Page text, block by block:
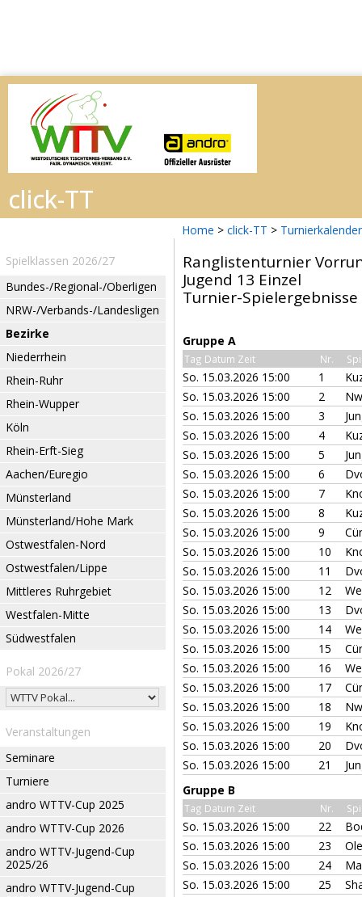
Home > click-TT > Turnierkalender
Spielklassen 2026/27
Bundes-/Regional-/Oberligen
NRW-/Verbands-/Landesligen
Bezirke
Niederrhein
Rhein-Ruhr
Rhein-Wupper
Köln
Rhein-Erft-Sieg
Aachen/Euregio
Münsterland
Münsterland/Hohe Mark
Ostwestfalen-Nord
Ostwestfalen/Lippe
Mittleres Ruhrgebiet
Westfalen-Mitte
Südwestfalen
Pokal 2026/27
Veranstaltungen
Seminare
Turniere
andro WTTV-Cup 2025
andro WTTV-Cup 2026
andro WTTV-Jugend-Cup
2025/26
andro WTTV-Jugend-Cup
Ranglistenturnier
Jugend 13 Einzel
Turnier-Spielergebnisse
Gruppe A
Tag Datum Zeit Nr.
So. 15.03.2026 15:00 1
So. 15.03.2026 15:00
2
So. 15.03.2026 15:00
3
So. 15.03.2026 15:00
4
So. 15.03.2026 15:00
5
So. 15.03.2026 15:00
6
So. 15.03.2026 15:00
7
So. 15.03.2026 15:00
8
So. 15.03.2026 15:00
9
So. 15.03.2026 15:00
10
So. 15.03.2026 15:00
11
So. 15.03.2026 15:00
12
So. 15.03.2026 15:00
13
So. 15.03.2026 15:00
14
So. 15.03.2026 15:00
15
So. 15.03.2026 15:00
16
So. 15.03.2026 15:00
17
So. 15.03.2026 15:00
18
So. 15.03.2026 15:00
19
So. 15.03.2026 15:00
20
So. 15.03.2026 15:00
21
Gruppe B
Tag Datum Zeit Nr.
So. 15.03.2026 15:00 22
So. 15.03.2026 15:00
23
So. 15.03.2026 15:00
24
So. 15.03.2026 15:00
25